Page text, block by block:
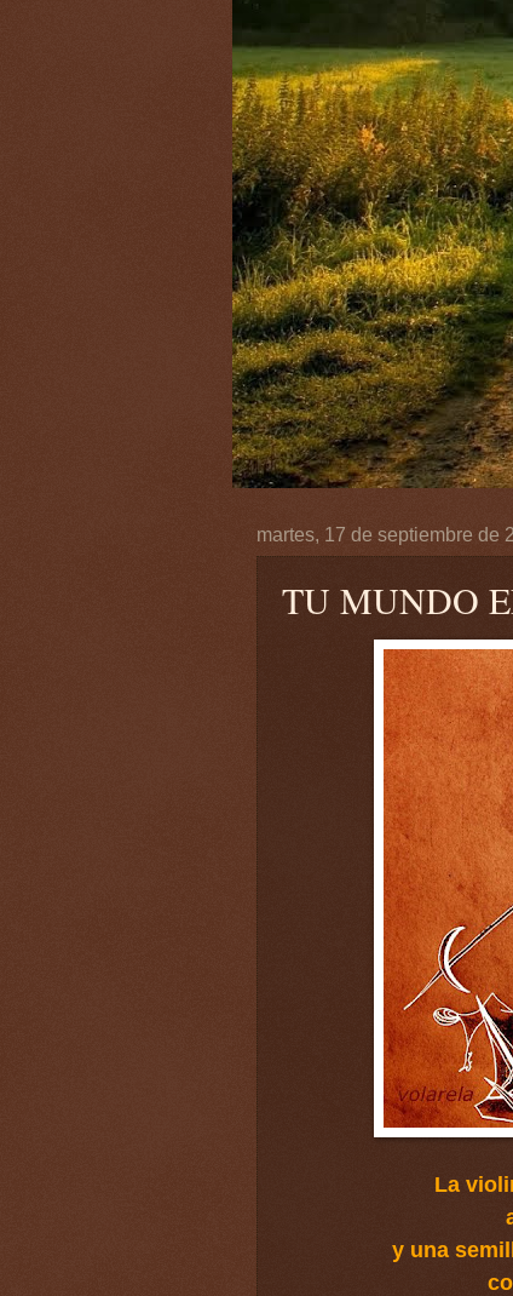
martes, 17 de septiembre de
TU MUNDO
La
y una